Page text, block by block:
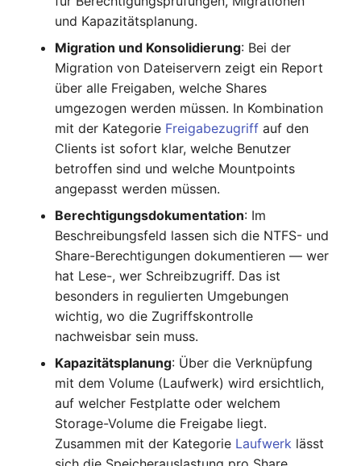
Release Notes 1.19
Release Notes 1.18
Release Notes 1.17
Release Notes 1.16
Release Notes 1.14
Release Notes 1.13
Release Notes 1.12
Release Notes 1.10
Release Notes 1.9
Release Notes 1.8
Changelog 21
Changelog 20
Changelogs 1.19.x
Changelogs 1.18.x
Changelogs 1.17.x
Changelogs 1.16.x
Changelogs 1.15.x
Changelogs 1.13.x
Changelogs 1.12.x
Changelogs 1.11.x
FC-Switch
Flugzeug
Gebäude
Kabeltrasse
Klimaanlage
Konverter
Kryptokarte
KVM-Switch
IP Address Management
Kabel-Patches und -wege
Komplexe Reports
Passwörter verwalten
Prod→Test Datenbank-
Synchronisation
Standort-basierte
Benutzerrechte
Standorte
Variable Reports
VM provisionieren
(veraltet)
Maintenance
OCS Inventory NG
Relocate-CI
Replacement
Rights Documentation
SHD Connect
URL-Router
VIVA2 (IT-
Grundschutz)
Workflow
Signal-Slot System
DIY Daten-Import
Dashboard Widget
programmieren
und Kapazitätsplanung.
Migration und Konsolidierung: Bei der
Migration von Dateiservern zeigt ein Report
über alle Freigaben, welche Shares
umgezogen werden müssen. In Kombination
mit der Kategorie Freigabezugriff auf den
Clients ist sofort klar, welche Benutzer
betroffen sind und welche Mountpoints
angepasst werden müssen.
Berechtigungsdokumentation: Im
Beschreibungsfeld lassen sich die NTFS- und
Share-Berechtigungen dokumentieren — wer
hat Lese-, wer Schreibzugriff. Das ist
besonders in regulierten Umgebungen
wichtig, wo die Zugriffskontrolle
nachweisbar sein muss.
Kapazitätsplanung: Über die Verknüpfung
mit dem Volume (Laufwerk) wird ersichtlich,
auf welcher Festplatte oder welchem
Storage-Volume die Freigabe liegt.
Zusammen mit der Kategorie Laufwerk lässt